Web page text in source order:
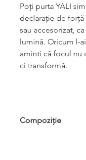
Poți purta YALI
declarație de
sau accesorizat,
lumină. Oricum l-
aminti că focul nu
ci transformă.
Compoziție